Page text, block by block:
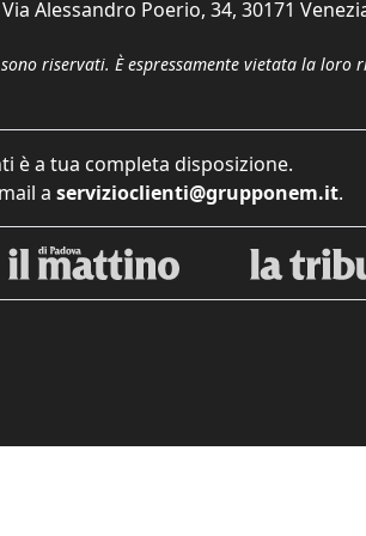
Alessandro Poerio, 34, 30171
riservati. È espressamente vietata la loro
è a tua completa disposizione.
a servizioclienti@grupponem.it.